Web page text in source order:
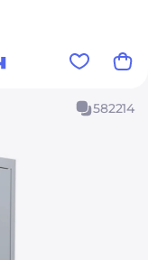
582214